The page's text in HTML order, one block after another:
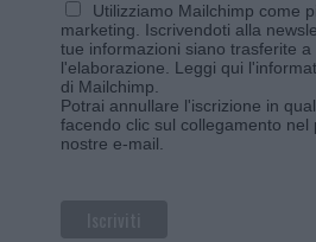
Utilizziamo Mailchimp come
marketing. Iscrivendoti alla
tue informazioni siano trasferite
l'elaborazione. Leggi qui
di Mailchimp.
Potrai annullare l'iscrizione in
facendo clic sul collegamento nel
nostre e-mail.